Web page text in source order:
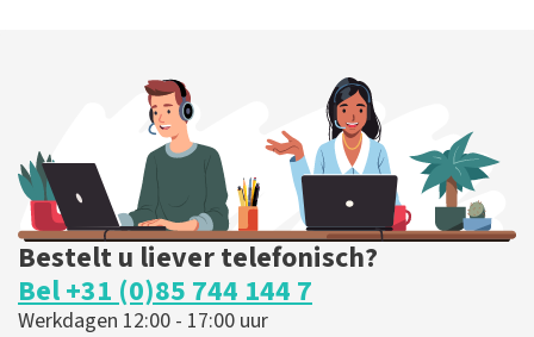
BESTEL NU
Bestelt u liever telefonisch?
Bel +31 (0)85 744 144 7
Werkdagen 12:00 - 17:00 uur